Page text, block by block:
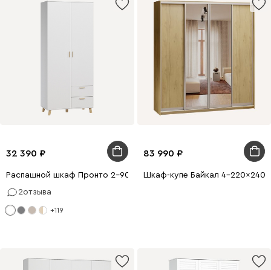
32 390
Распашной шкаф Пронто 2-90x210 Белый
2отзыва
+119
83 990
Шкаф-купе Байкал 4-220x240